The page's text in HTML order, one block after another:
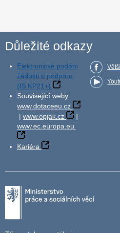
Důležité odkazy
Elektronické podání
žádosti o podporu
(IS KP21+)
Související weby:
www.dotaceeu.cz
| www.opjak.cz
|
www.ec.europa.eu
Kariéra